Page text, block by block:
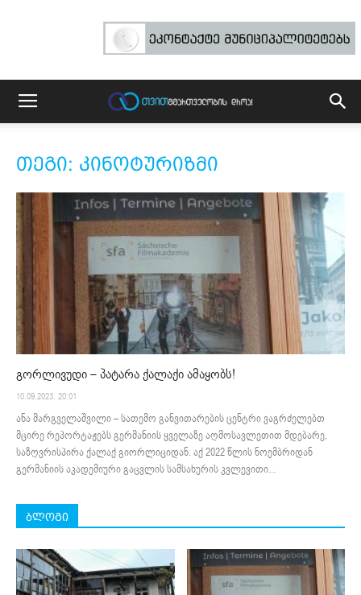
თეგი: კინოტურიზმი
გორლივუდი – პატარა ქალაქი ამაყობს!
10.09.2023. 20:01
ანა მარგველაშვილი – სათემო განვითარების ცენტრი ვაგრძელებთ
მცირე რეპორტაჟებს გერმანიის ყველაზე აღმოსავლეთით მდებარე,
საზღვრისპირა ქალაქ გიორლიციდან. აქ 2022 წლის ნოემბრიდან
გერმანიის აკადემიური გაცვლის სამსახურის კვლევითი...
ბლოგი